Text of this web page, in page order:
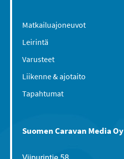
Matkailuajoneuvot
Leirintä
Varusteet
Liikenne & ajotaito
Tapahtumat
Suomen Caravan Media Oy